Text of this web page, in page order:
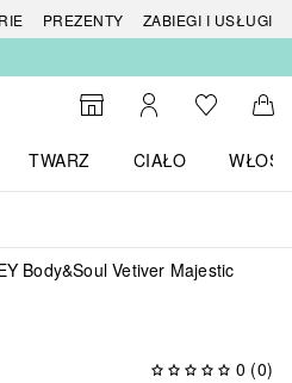
PREZENTY
ZABIEGI I USŁUGI
Do wyszukiwarki
Moje kontoDo listyDo
TWARZ
CIAŁO
WŁOSY
Body&Soul Vetiver Majestic
0 (0)